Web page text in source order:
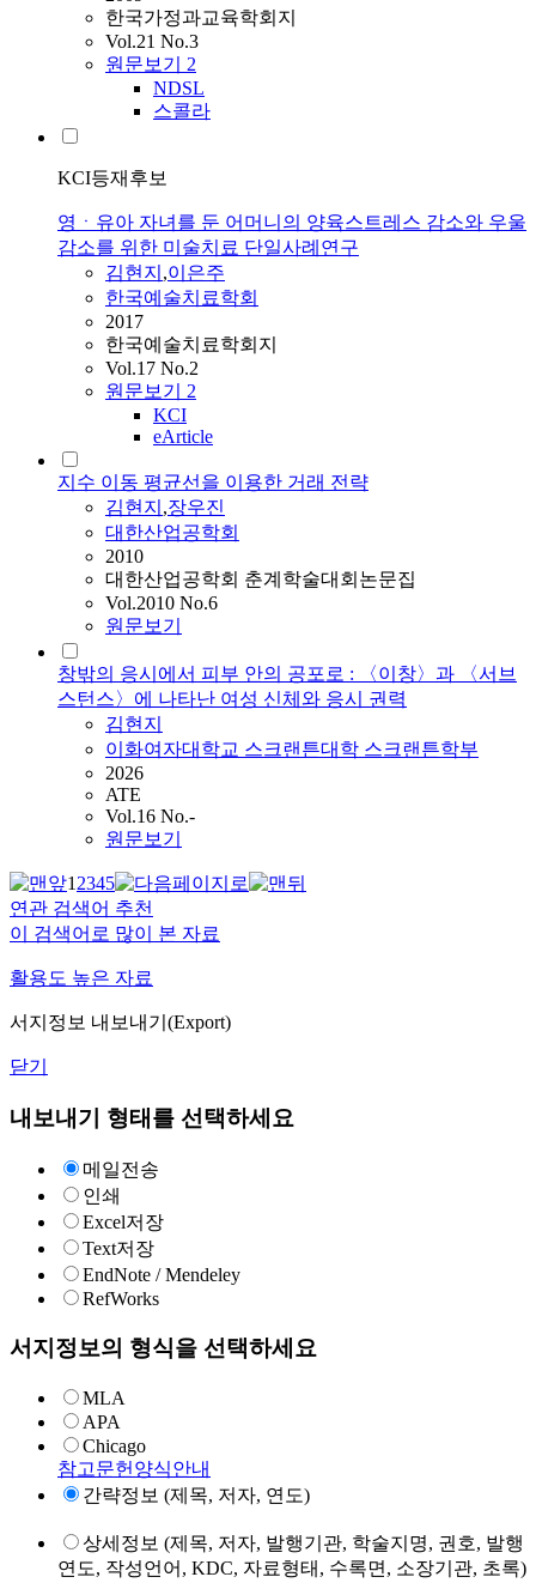
한국가정과교육학회지
Vol.21 No.3
원문보기 2
NDSL
스콜라
KCI등재후보
영ㆍ유아 자녀를 둔 어머니의 양육스트레스 감소와 우울
감소를 위한 미술치료 단일사례연구
김현지 ,이은주
한국예술치료학회
2017
한국예술치료학회지
Vol.17 No.2
원문보기 2
KCI
eArticle
지수 이동 평균선을 이용한 거래 전략
김현지 ,장우진
대한산업공학회
2010
대한산업공학회 춘계학술대회논문집
Vol.2010 No.6
원문보기
창밖의 응시에서 피부 안의 공포로 : 〈이창〉과 〈서브
스턴스〉에 나타난 여성 신체와 응시 권력
김현지
이화여자대학교 스크랜튼대학 스크랜튼학부
2026
ATE
Vol.16 No.-
원문보기
12345
연관 검색어 추천
이 검색어로 많이 본 자료
활용도 높은 자료
서지정보 내보내기(Export)
닫기
내보내기 형태를 선택하세요
메일전송
인쇄
Excel저장
Text저장
EndNote / Mendeley
RefWorks
서지정보의 형식을 선택하세요
MLA
APA
Chicago
참고문헌양식안내
간략정보 (제목, 저자, 연도)
상세정보 (제목, 저자, 발행기관, 학술지명, 권호, 발행
연도, 작성언어, KDC, 자료형태, 수록면, 소장기관, 초록)